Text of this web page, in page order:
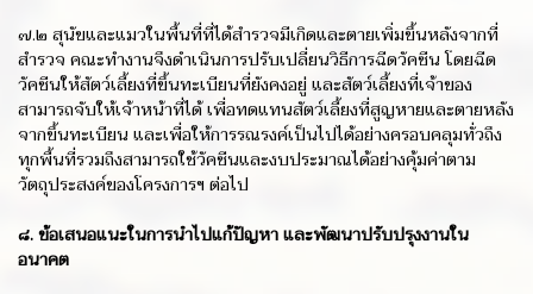
๗.๒ สุนัขและแมวในพื้นที่ที่ได้สำรวจมีเกิดและตายเพิ่มขึ้นหลังจากที่
สำรวจ คณะทำงานจึงดำเนินการปรับเปลี่ยนวิธีการฉีดวัคซีน โดยฉีด
วัคซีนให้สัตว์เลี้ยงที่ขึ้นทะเบียนที่ยังคงอยู่ และสัตว์เลี้ยงที่เจ้าของ
สามารถจับให้เจ้าหน้าที่ได้ เพื่อทดแทนสัตว์เลี้ยงที่สูญหายและตายหลัง
จากขึ้นทะเบียน และเพื่อให้การรณรงค์เป็นไปได้อย่างครอบคลุมทั่วถึง
ทุกพื้นที่รวมถึงสามารถใช้วัคซีนและงบประมาณได้อย่างคุ้มค่าตาม
วัตถุประสงค์ของโครงการฯ ต่อไป
๘. ข้อเสนอแนะในการนำไปแก้ปัญหา และพัฒนาปรับปรุงงานใน
อนาคต